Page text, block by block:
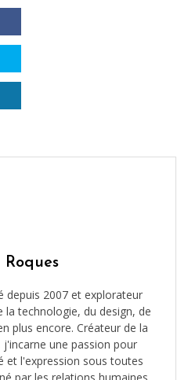
Roques
depuis 2007 et explorateur
la technologie, du design, de
plus encore. Créateur de la
j'incarne une passion pour
et l'expression sous toutes